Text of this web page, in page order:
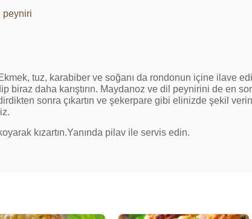
peyniri
tuz, karabiber ve soğanı da rondonun içine ilave
biraz daha karıştırın. Maydanoz ve dil peynirini de en
sonra çıkartın ve şekerpare gibi elinizde şekil
kızartın.Yanında pilav ile servis edin.